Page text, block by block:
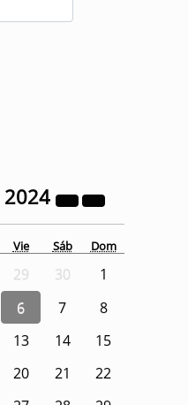
2024
Vie Sáb Dom
29 30
1
6 7
8
13 14
15
20 21
22